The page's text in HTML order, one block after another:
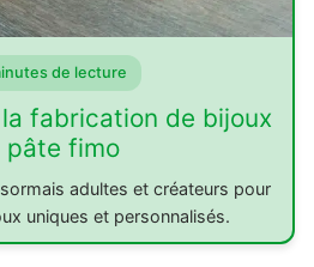
de lecture
fabrication de bijoux
pâte fimo
adultes et créateurs pour
uniques et personnalisés.